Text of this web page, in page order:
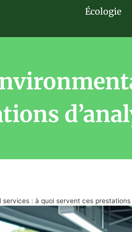
Écologie
: à quoi servent ces prestations